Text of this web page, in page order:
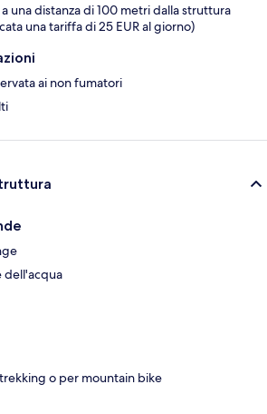
una distanza di 100 metri dalla struttura
una tariffa di 25 EUR al giorno)
ai non fumatori
dell'acqua
o per mountain bike